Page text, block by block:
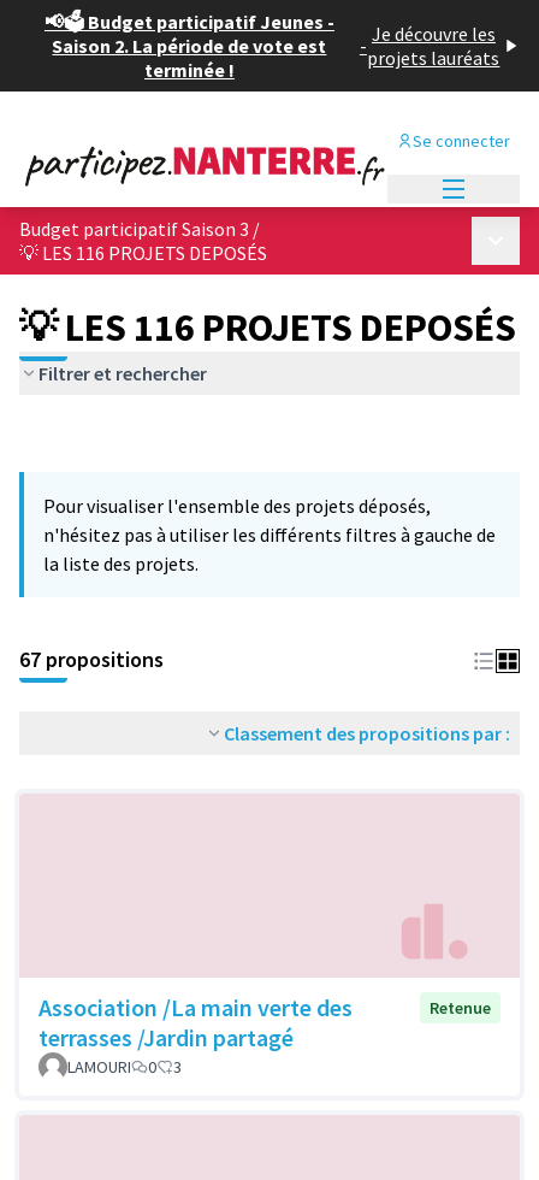
📢🗳️ Budget participatif Jeunes -
Saison 2. La période de vote est
terminée !
- Je découvre les
projets lauréats
Se connecter
Budget participatif Saison 3 /
💡 LES 116 PROJETS DEPOSÉS
💡 LES 116 PROJETS DEPOSÉS
Filtrer et rechercher
Pour visualiser l'ensemble des projets déposés,
n'hésitez pas à utiliser les différents filtres à gauche de
la liste des projets.
67 propositions
Classement des propositions par :
Association /La main verte des
terrasses /Jardin partagé
Retenue
LAMOURI 0 3